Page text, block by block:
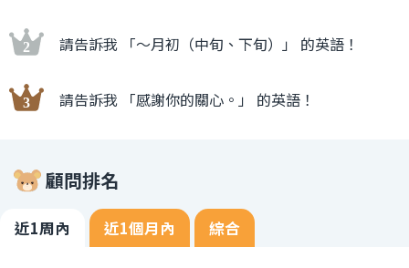
請告訴我 「〜月初（中旬、下旬）」 的英語！
請告訴我 「感謝你的關心。」 的英語！
顧問排名
近1周內 近1個月內 綜合